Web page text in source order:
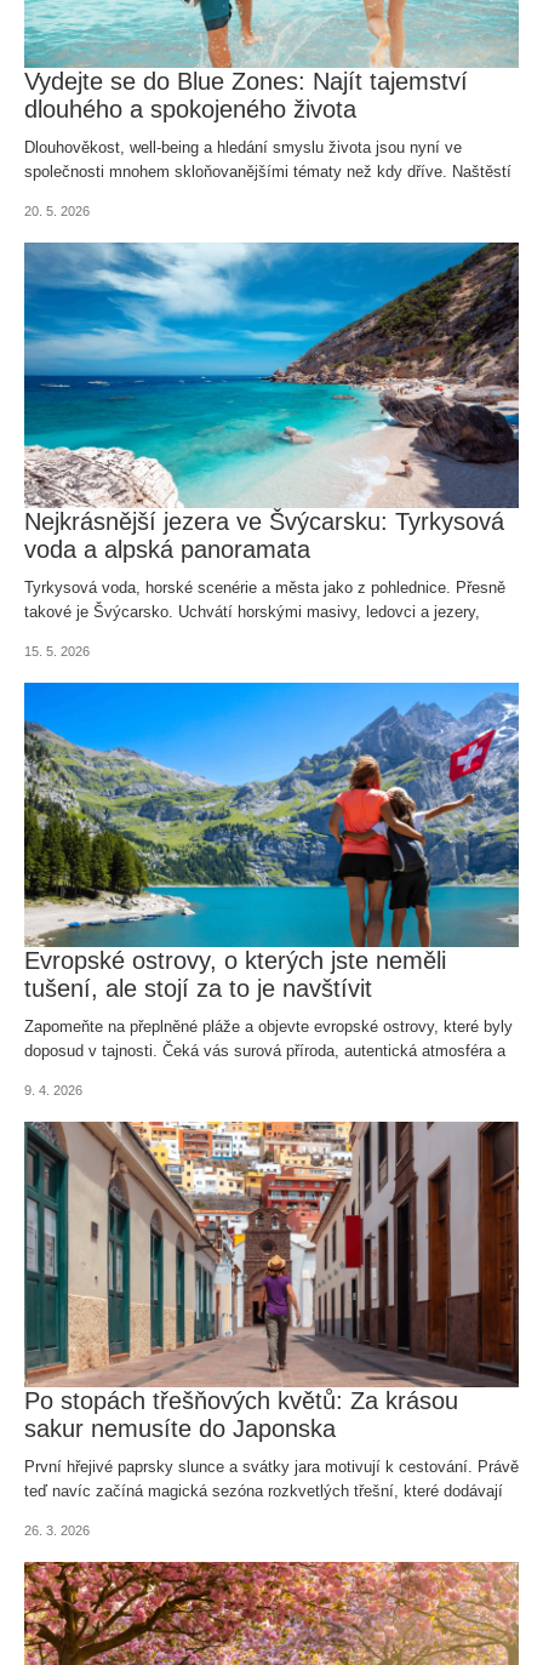
Vydejte se do Blue Zones: Najít tajemství
dlouhého a spokojeného života
Dlouhověkost, well-being a hledání smyslu života jsou nyní ve
společnosti mnohem skloňovanějšími tématy než kdy dříve. Naštěstí
od místních. Řeč je o Blue Zones, kde se tamní obyvatelé dožívají
vysokého věku a ví, jak žít. Kde je najít?
20. 5. 2026
Nejkrásnější jezera ve Švýcarsku: Tyrkysová
voda a alpská panoramata
Tyrkysová voda, horské scenérie a města jako z pohlednice. Přesně
takové je Švýcarsko. Uchvátí horskými masivy, ledovci a jezery,
nich.
15. 5. 2026
Evropské ostrovy, o kterých jste neměli
tušení, ale stojí za to je navštívit
Zapomeňte na přeplněné pláže a objevte evropské ostrovy, které byly
doposud v tajnosti. Čeká vás surová příroda, autentická atmosféra a
9. 4. 2026
Po stopách třešňových květů: Za krásou
sakur nemusíte do Japonska
První hřejivé paprsky slunce a svátky jara motivují k cestování. Právě
teď navíc začíná magická sezóna rozkvetlých třešní, které dodávají
vlastní oči, nemusíte cestovat až do Japonska.
26. 3. 2026